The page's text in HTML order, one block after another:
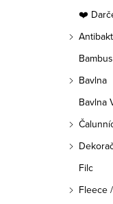
❤️
Bavlna
Bavlna
Filc
Fleece